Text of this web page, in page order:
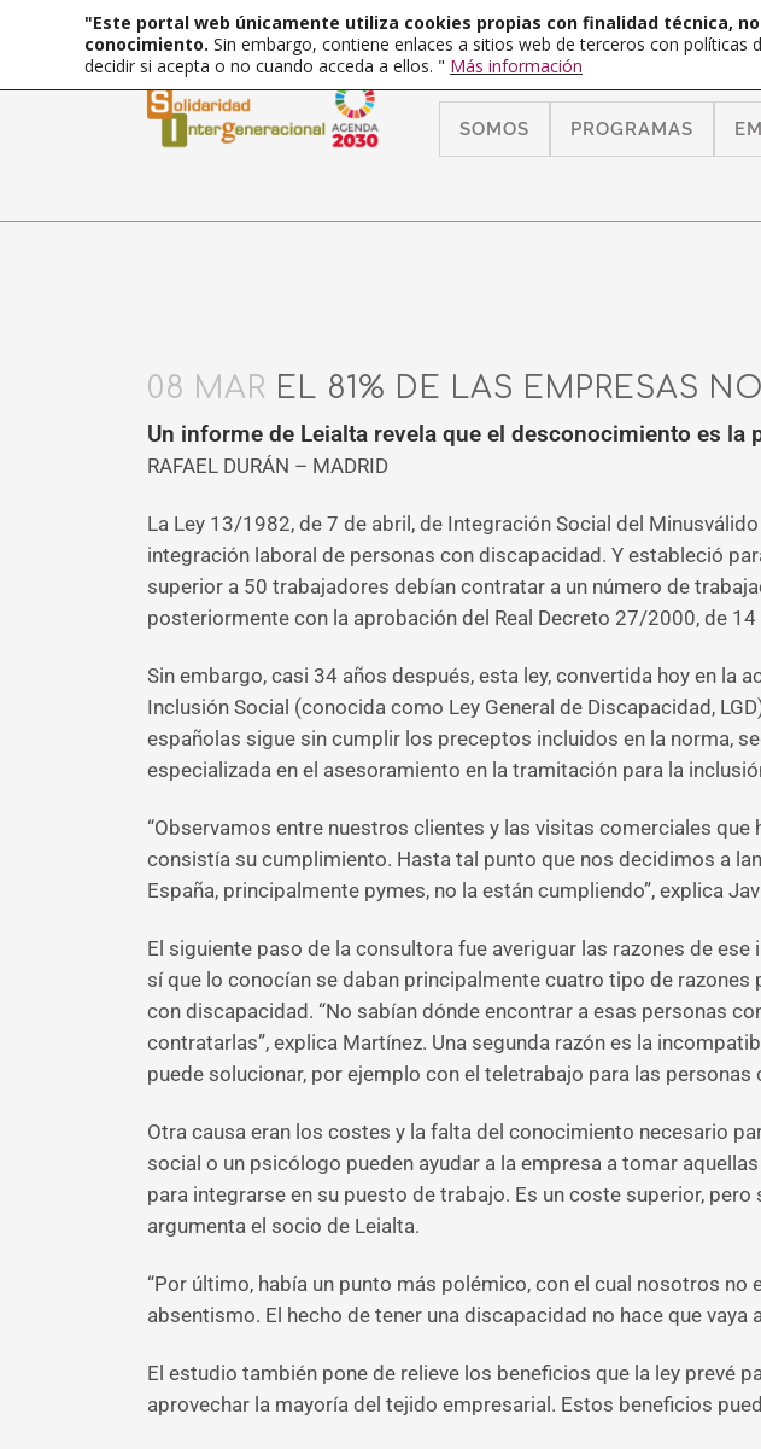
SOMOS PROGRAMAS
08 MAR EL 81% DE LAS EMPRESAS
Un informe de Leialta revela que el desconocimiento es la
RAFAEL DURÁN – MADRID
La Ley 13/1982, de 7 de abril, de Integración Social del
integración laboral de personas con discapacidad. Y estableció
superior a 50 trabajadores debían contratar a un número de
posteriormente con la aprobación del Real Decreto 27/2000, de
Sin embargo, casi 34 años después, esta ley, convertida hoy en la
Inclusión Social (conocida como Ley General de Discapacidad,
españolas sigue sin cumplir los preceptos incluidos en la norma,
especializada en el asesoramiento en la tramitación para la
“Observamos entre nuestros clientes y las visitas comerciales
consistía su cumplimiento. Hasta tal punto que nos decidimos a
España, principalmente pymes, no la están cumpliendo”, explica
El siguiente paso de la consultora fue averiguar las razones de
sí que lo conocían se daban principalmente cuatro tipo de
con discapacidad. “No sabían dónde encontrar a esas personas
contratarlas”, explica Martínez. Una segunda razón es la
puede solucionar, por ejemplo con el teletrabajo para las
Otra causa eran los costes y la falta del conocimiento necesario
social o un psicólogo pueden ayudar a la empresa a tomar
para integrarse en su puesto de trabajo. Es un coste superior,
argumenta el socio de Leialta.
“Por último, había un punto más polémico, con el cual nosotros
absentismo. El hecho de tener una discapacidad no hace que
El estudio también pone de relieve los beneficios que la ley prevé
aprovechar la mayoría del tejido empresarial. Estos beneficios
"Este portal web únicamente utiliza cookies propias con finalidad técnica,
conocimiento. Sin embargo, contiene enlaces a sitios web de terceros con políticas
decidir si acepta o no cuando acceda a ellos. " Más información